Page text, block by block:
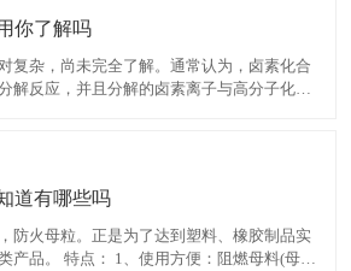
你了解吗
复杂，尚未完全了解。通常认为，卤素化合
解反应，并且分解的卤素离子与高分子化合
灭为止。在卤素中，溴比氯具有更高的阻
道有哪些吗
防火母粒。正是为了达到塑料、橡胶制品实
产品。 特点： 1、使用方便：阻燃母料(母粒)